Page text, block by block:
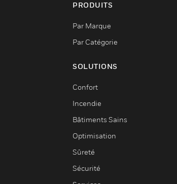
PRODUITS
Par Marque
Par Catégorie
SOLUTIONS
Confort
Incendie
Bâtiments Sains
Optimisation
Sûreté
Sécurité